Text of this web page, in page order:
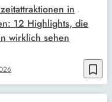
bookmark_border
in
12 Highlights, die
wirklich sehen